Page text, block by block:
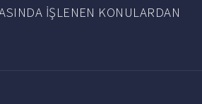
İŞLENEN KONULARDAN